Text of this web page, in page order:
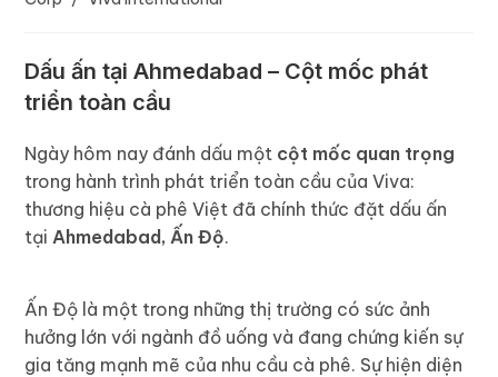
Dấu ấn tại Ahmedabad – Cột mốc phát
triển toàn cầu
Ngày hôm nay đánh dấu một cột mốc quan trọng
trong hành trình phát triển toàn cầu của Viva:
thương hiệu cà phê Việt đã chính thức đặt dấu ấn
tại Ahmedabad, Ấn Độ.
Ấn Độ là một trong những thị trường có sức ảnh
hưởng lớn với ngành đồ uống và đang chứng kiến sự
gia tăng mạnh mẽ của nhu cầu cà phê. Sự hiện diện